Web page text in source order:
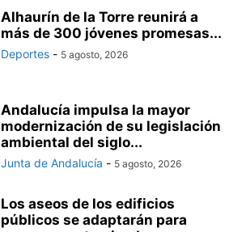
Alhaurín de la Torre reunirá a
más de 300 jóvenes promesas...
Deportes - 5 agosto, 2026
Andalucía impulsa la mayor
modernización de su legislación
ambiental del siglo...
Junta de Andalucía - 5 agosto, 2026
Los aseos de los edificios
públicos se adaptarán para